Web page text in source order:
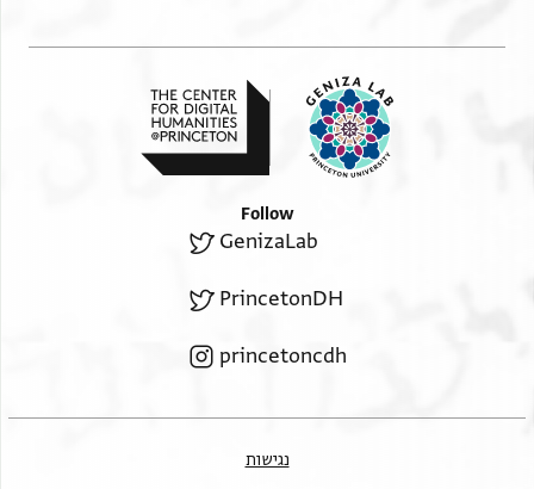
Follow
GenizaLab
PrincetonDH
princetoncdh
נגישות